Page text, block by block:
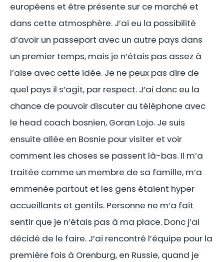
européens et être présente sur ce marché et
dans cette atmosphère. J’ai eu la possibilité
d’avoir un passeport avec un autre pays dans
un premier temps, mais je n’étais pas assez à
l’aise avec cette idée. Je ne peux pas dire de
quel pays il s’agit, par respect. J’ai donc eu la
chance de pouvoir discuter au téléphone avec
le head coach bosnien, Goran Lojo. Je suis
ensuite allée en Bosnie pour visiter et voir
comment les choses se passent là-bas. Il m’a
traitée comme un membre de sa famille, m’a
emmenée partout et les gens étaient hyper
accueillants et gentils. Personne ne m’a fait
sentir que je n’étais pas à ma place. Donc j’ai
décidé de le faire. J’ai rencontré l’équipe pour la
première fois à Orenburg, en Russie, quand je